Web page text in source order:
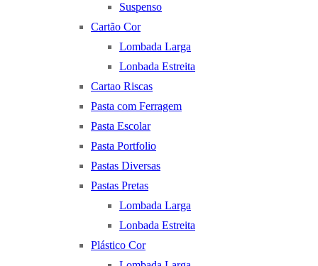
Suspenso
Cartão Cor
Lombada Larga
Lonbada Estreita
Cartao Riscas
Pasta com Ferragem
Pasta Escolar
Pasta Portfolio
Pastas Diversas
Pastas Pretas
Lombada Larga
Lonbada Estreita
Plástico Cor